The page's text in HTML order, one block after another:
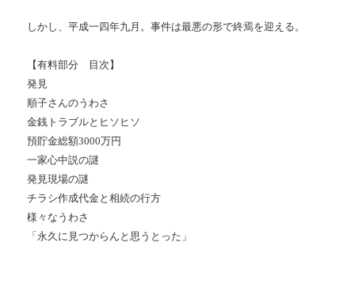
しかし、平成一四年九月。事件は最悪の形で終焉を迎える。
【有料部分 目次】
発見
順子さんのうわさ
金銭トラブルとヒソヒソ
預貯金総額3000万円
一家心中説の謎
発見現場の謎
チラシ作成代金と相続の行方
様々なうわさ
「永久に見つからんと思うとった」